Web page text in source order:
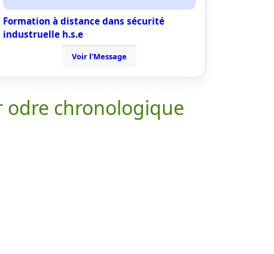
Formation à distance dans sécurité
industruelle h.s.e
Voir l'Message
odre chronologique